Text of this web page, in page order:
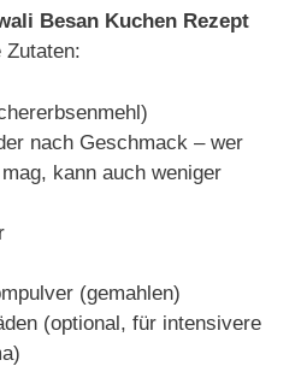
Besan Kuchen Rezept
Zutaten:
nach Geschmack – wer
kann auch weniger
(gemahlen)
(optional, für intensivere